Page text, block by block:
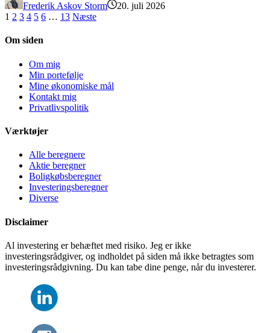
Frederik Askov Storm
20. juli 2026
1 2 3 4 5 6 … 13 Næste
Om siden
Om mig
Min portefølje
Mine økonomiske mål
Kontakt mig
Privatlivspolitik
Værktøjer
Alle beregnere
Aktie beregner
Boligkøbsberegner
Investeringsberegner
Diverse
Disclaimer
Al investering er behæftet med risiko. Jeg er ikke
investeringsrådgiver, og indholdet på siden må ikke betragtes som
investeringsrådgivning. Du kan tabe dine penge, når du investerer.